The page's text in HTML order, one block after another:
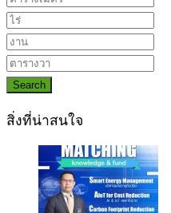
Search
สิ่งที่น่าสนใจ